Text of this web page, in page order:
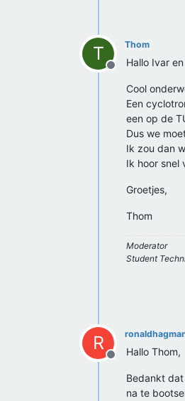
T
Offline
Thom
Hallo Ivar
Cool
Een
een op de
Dus we
Ik zou dan
Ik hoor snel
Groetjes,
Thom
Moderator
Student
R
Offline
Hallo Thom,
Bedankt
na te